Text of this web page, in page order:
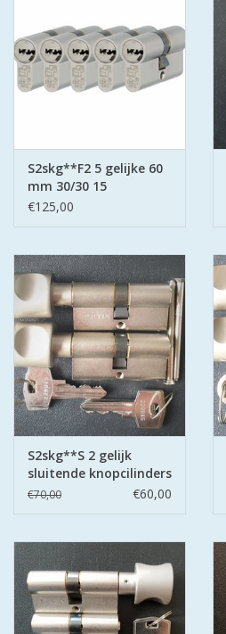
S2skg**F2 5 gelijke 60
mm 30/30 15
keersleutels
€125,00
S2skg**S 2 gelijk
sluitende knopcilinders
60mm 30-30
€70,00 €60,00